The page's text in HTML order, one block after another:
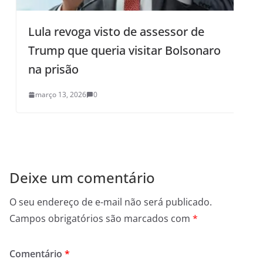
Lula revoga visto de assessor de
Trump que queria visitar Bolsonaro
na prisão
março 13, 2026 0
Deixe um comentário
O seu endereço de e-mail não será publicado.
Campos obrigatórios são marcados com *
Comentário *